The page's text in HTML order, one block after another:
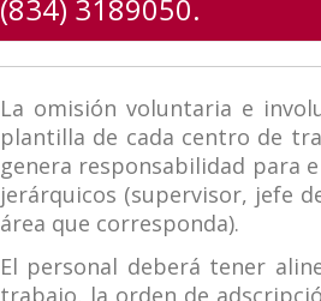
(834) 3189050.
La omisión voluntaria e
plantilla de cada centro de
genera responsabilidad para
jerárquicos (supervisor, jefe
área que corresponda).
El personal deberá tener
trabajo, la orden de